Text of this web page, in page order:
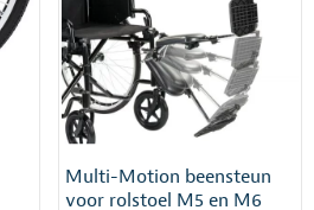
Multi-Motion beensteun
voor rolstoel M5 en M6